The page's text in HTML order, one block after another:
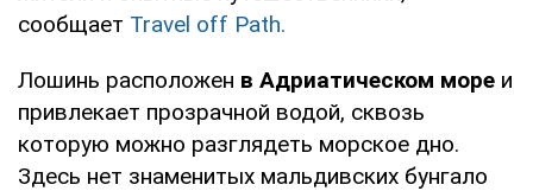
сообщает Travel off Path.
Лошинь расположен в Адриатическом море и
привлекает прозрачной водой, сквозь
которую можно разглядеть морское дно.
Здесь нет знаменитых мальдивских бунгало